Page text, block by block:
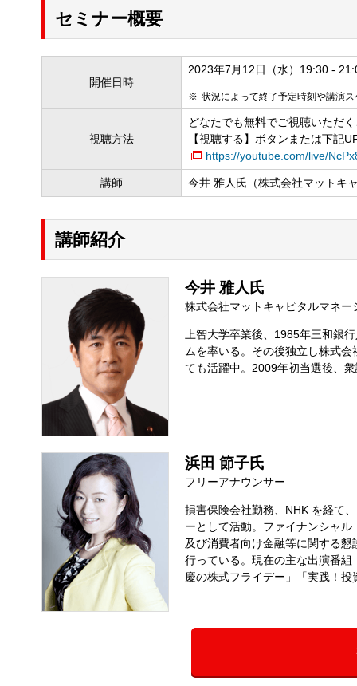
セミナー概要
開催日時
2023年7月12日（水）19:30 -
状況によって終了予定時刻や講演
視聴方法
どなたでも無料でご視聴いただ
【視聴する】ボタンまたは下記
https://youtube.com/live/
講師 今井 雅人氏（株式会社マットキ
講師紹介
今井 雅人氏
株式会社マットキャピタルマネ
上智大学卒業後、1985年三和銀
ムを率いる。その後独立し株式
ても活躍中。2009年初当選後、
浜田 節子氏
フリーアナウンサー
損害保険会社勤務、NHK を経て
ーとして活動。ファイナンシャ
及び消費者向け金融等に関する
行っている。現在の主な出演番
慶の株式フライデー」「実践！